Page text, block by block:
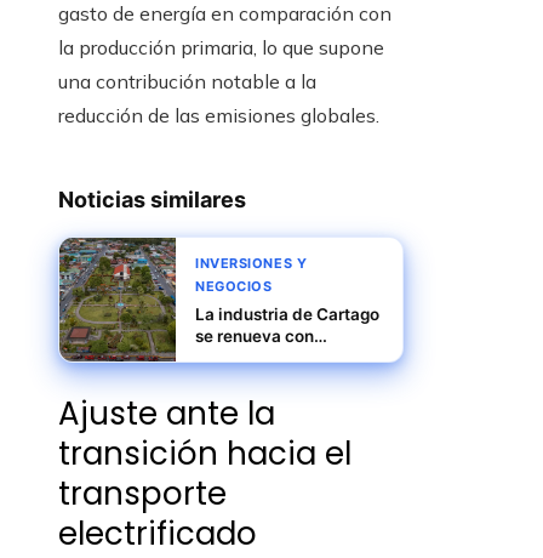
gasto de energía en comparación con
la producción primaria, lo que supone
una contribución notable a la
reducción de las emisiones globales.
Noticias similares
INVERSIONES Y
NEGOCIOS
La industria de Cartago
se renueva con
automatización y
crecimiento sostenible
Ajuste ante la
transición hacia el
transporte
electrificado